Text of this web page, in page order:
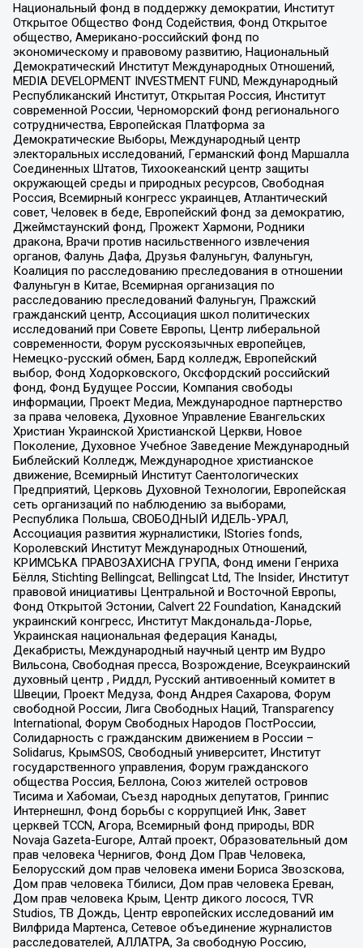
Национальный фонд в поддержку демократии, Институт
Открытое Общество Фонд Содействия, Фонд Открытое
общество, Американо-российский фонд по
экономическому и правовому развитию, Национальный
Демократический Институт Международных Отношений,
MEDIA DEVELOPMENT INVESTMENT FUND, Международный
Республиканский Институт, Открытая Россия, Институт
современной России, Черноморский фонд регионального
сотрудничества, Европейская Платформа за
Демократические Выборы, Международный центр
электоральных исследований, Германский фонд Маршалла
Соединенных Штатов, Тихоокеанский центр защиты
окружающей среды и природных ресурсов, Свободная
Россия, Всемирный конгресс украинцев, Атлантический
совет, Человек в беде, Европейский фонд за демократию,
Джеймстаунский фонд, Прожект Хармони, Родники
дракона, Врачи против насильственного извлечения
органов, Фалунь Дафа, Друзья Фалуньгун, Фалуньгун,
Коалиция по расследованию преследования в отношении
Фалуньгун в Китае, Всемирная организация по
расследованию преследований Фалуньгун, Пражский
гражданский центр, Ассоциация школ политических
исследований при Совете Европы, Центр либеральной
современности, Форум русскоязычных европейцев,
Немецко-русский обмен, Бард колледж, Европейский
выбор, Фонд Ходорковского, Оксфордский российский
фонд, Фонд Будущее России, Компания свободы
информации, Проект Медиа, Международное партнерство
за права человека, Духовное Управление Евангельских
Христиан Украинской Христианской Церкви, Новое
Поколение, Духовное Учебное Заведение Международный
Библейский Колледж, Международное христианское
движение, Всемирный Институт Саентологических
Предприятий, Церковь Духовной Технологии, Европейская
сеть организаций по наблюдению за выборами,
Республика Польша, СВОБОДНЫЙ ИДЕЛЬ-УРАЛ,
Ассоциация развития журналистики, IStories fonds,
Королевский Институт Международных Отношений,
КРИМСЬКА ПРАВОЗАХИСНА ГРУПА, Фонд имени Генриха
Бёлля, Stichting Bellingcat, Bellingcat Ltd, The Insider, Институт
правовой инициативы Центральной и Восточной Европы,
Фонд Открытой Эстонии, Calvert 22 Foundation, Канадский
украинский конгресс, Институт Макдональда-Лорье,
Украинская национальная федерация Канады,
Декабристы, Международный научный центр им Вудро
Вильсона, Свободная пресса, Возрождение, Всеукраинский
духовный центр , Риддл, Русский антивоенный комитет в
Швеции, Проект Медуза, Фонд Андрея Сахарова, Форум
свободной России, Лига Свободных Наций, Transparеncy
International, Форум Свободных Народов ПостРоссии,
Солидарность с гражданским движением в России –
Solidarus, КрымSOS, Свободный университет, Институт
государственного управления, Форум гражданского
общества Россия, Беллона, Союз жителей островов
Тисима и Хабомаи, Съезд народных депутатов, Гринпис
Интернешнл, Фонд борьбы с коррупцией Инк, Завет
церквей TCCN, Агора, Всемирный фонд природы, BDR
Novaja Gazeta-Europe, Алтай проект, Образовательный дом
прав человека Чернигов, Фонд Дом Прав Человека,
Белорусский дом прав человека имени Бориса Звозскова,
Дом прав человека Тбилиси, Дом прав человека Ереван,
Дом прав человека Крым, Центр дикого лосося, TVR
Studios, ТВ Дождь, Центр европейских исследований им
Вилфрида Мартенса, Сетевое объединение журналистов
расследователей, АЛЛАТРА, За свободную Россию,